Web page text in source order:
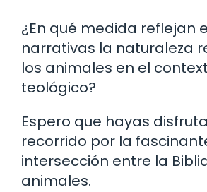
¿En qué medida reflejan
narrativas la naturaleza
los animales en el
teológico?
Espero que hayas
recorrido por la
intersección entre la
animales.